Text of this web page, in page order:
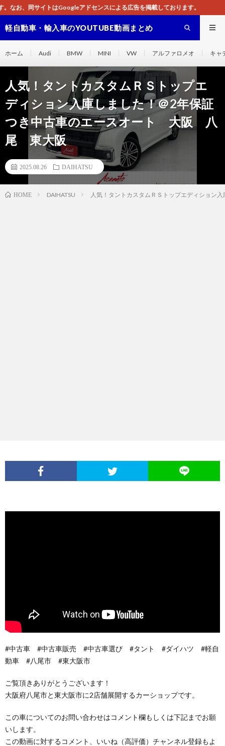
センスによる広告を掲載しております。
軽自動車・輸入車のYOUTUBE動画まとめ
ホーム Audi BMW MINI VW アルファロメオ キャ
人気！タントカスタムＲＳトップエ
ディション入庫しました！＠2年保証
つき中古車のエースオート 大阪 八
尾 東大阪
2025.08.26 DAIHATSU
HOME DAIHATSU 人気！タントカスタムＲＳトップエディショ
#中古車 #中古車販売 #中古車選び #タント #ダイハツ #軽自
動車 #八尾市 #東大阪市
ご覧頂きありがとうございます！
大阪府八尾市と東大阪市に2店舗展開するカーショップです。
この車についてのお問い合わせはコメント欄もしくは下記までお願
いします。
この動画に対するコメント、いいね（高評価）チャンネル登録もよ